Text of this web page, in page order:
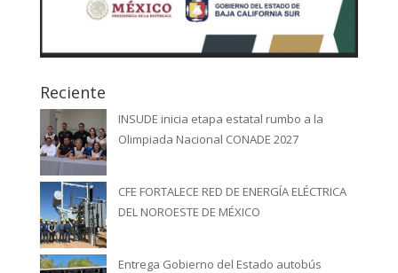
Reciente
INSUDE inicia etapa estatal rumbo a la
Olimpiada Nacional CONADE 2027
CFE FORTALECE RED DE ENERGÍA ELÉCTRICA
DEL NOROESTE DE MÉXICO
Entrega Gobierno del Estado autobús